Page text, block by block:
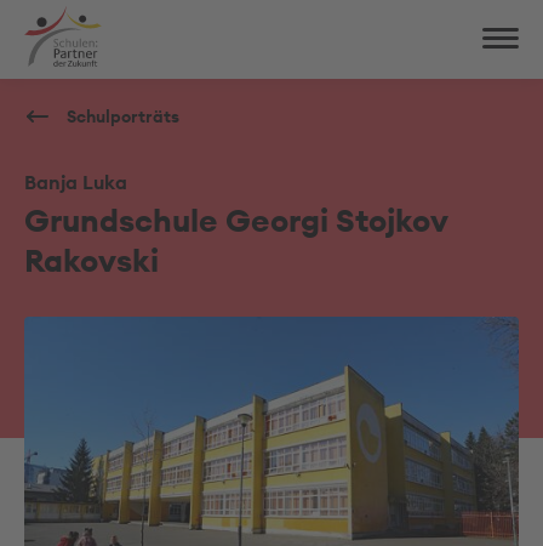
Schulporträts
Banja Luka
Grundschule Georgi Stojkov
Rakovski